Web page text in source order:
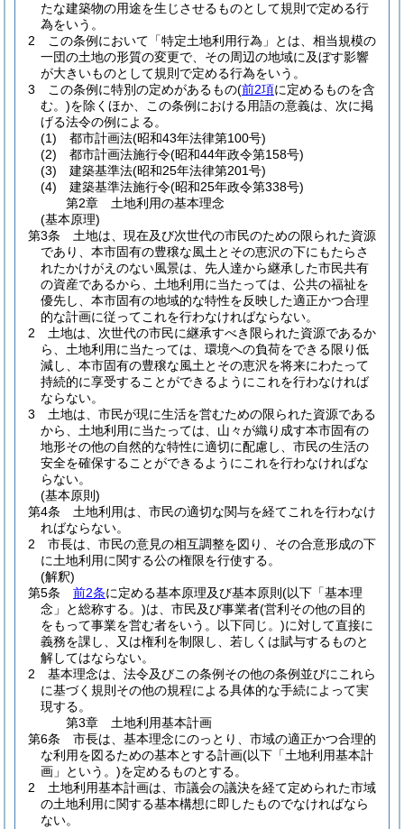
たな建築物の用途を生じさせるものとして規則で定める行
為をいう。
2
この条例において「特定土地利用行為」とは、相当規模の
一団の土地の形質の変更で、その周辺の地域に及ぼす影響
が大きいものとして規則で定める行為をいう。
3
この条例に特別の定めがあるもの(前2項に定めるものを含
む。)を除くほか、この条例における用語の意義は、次に掲
げる法令の例による。
(1)
都市計画法(昭和43年法律第100号)
(2)
都市計画法施行令(昭和44年政令第158号)
(3)
建築基準法(昭和25年法律第201号)
(4)
建築基準法施行令(昭和25年政令第338号)
第2章
土地利用の基本理念
(基本原理)
第3条
土地は、現在及び次世代の市民のための限られた資源
であり、本市固有の豊穣な風土とその恵沢の下にもたらさ
れたかけがえのない風景は、先人達から継承した市民共有
の資産であるから、土地利用に当たっては、公共の福祉を
優先し、本市固有の地域的な特性を反映した適正かつ合理
的な計画に従ってこれを行わなければならない。
2
土地は、次世代の市民に継承すべき限られた資源であるか
ら、土地利用に当たっては、環境への負荷をできる限り低
減し、本市固有の豊穣な風土とその恵沢を将来にわたって
持続的に享受することができるようにこれを行わなければ
ならない。
3
土地は、市民が現に生活を営むための限られた資源である
から、土地利用に当たっては、山々が織り成す本市固有の
地形その他の自然的な特性に適切に配慮し、市民の生活の
安全を確保することができるようにこれを行わなければな
らない。
(基本原則)
第4条
土地利用は、市民の適切な関与を経てこれを行わなけ
ればならない。
2
市長は、市民の意見の相互調整を図り、その合意形成の下
に土地利用に関する公の権限を行使する。
(解釈)
第5条
前2条に定める基本原理及び基本原則 (以下「基本理
念」と総称する。)は、市民及び事業者(営利その他の目的
をもって事業を営む者をいう。以下同じ。)に対して直接に
義務を課し、又は権利を制限し、若しくは賦与するものと
解してはならない。
2
基本理念は、法令及びこの条例その他の条例並びにこれら
に基づく規則その他の規程による具体的な手続によって実
現する。
第3章
土地利用基本計画
第6条
市長は、基本理念にのっとり、市域の適正かつ合理的
な利用を図るための基本とする計画(以下「土地利用基本計
画」という。)を定めるものとする。
2
土地利用基本計画は、市議会の議決を経て定められた市域
の土地利用に関する基本構想に即したものでなければなら
ない。